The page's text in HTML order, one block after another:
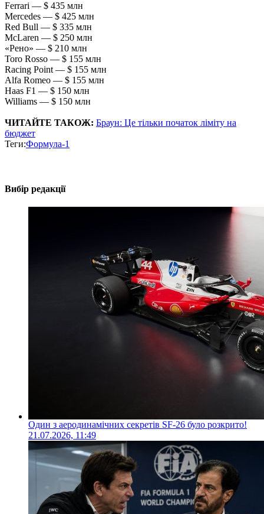
Ferrari — $ 435 млн
Mercedes — $ 425 млн
Red Bull — $ 335 млн
McLaren — $ 250 млн
«Рено» — $ 210 млн
Toro Rosso — $ 155 млн
Racing Point — $ 155 млн
Alfa Romeo — $ 155 млн
Haas F1 — $ 150 млн
Williams — $ 150 млн
ЧИТАЙТЕ ТАКОЖ: Браун: Це тільки початок ліміту на
бюджет
Теги:Формула-1
Вибір редакції
Один з аеродинамічних секретів SF-26 було розкрито!
21.07.2026, 11:49